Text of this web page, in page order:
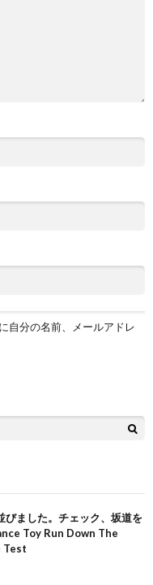
自分の名前、メールアドレ
びました。チェック、坂道を
Toy Run Down The
Test